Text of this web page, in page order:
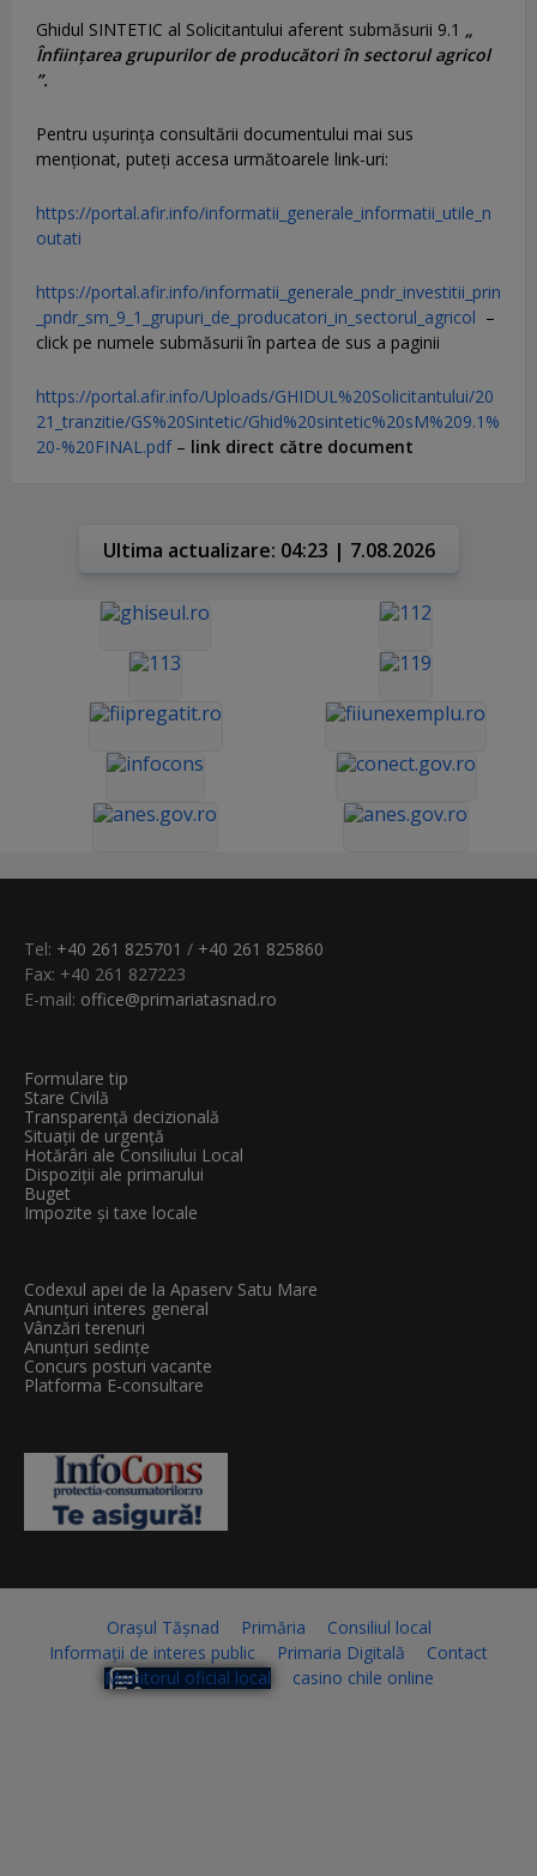
Ghidul SINTETIC al Solicitantului aferent submăsurii 9.1 „
Înființarea grupurilor de producători în sectorul agricol
”.
Pentru uşurinţa consultării documentului mai sus
menţionat, puteţi accesa următoarele link-uri:
https://portal.afir.info/informatii_generale_informatii_utile_n
outati
https://portal.afir.info/informatii_generale_pndr_investitii_prin
_pndr_sm_9_1_grupuri_de_producatori_in_sectorul_agricol –
click pe numele submăsurii în partea de sus a paginii
https://portal.afir.info/Uploads/GHIDUL%20Solicitantului/20
21_tranzitie/GS%20Sintetic/Ghid%20sintetic%20sM%209.1%
20-%20FINAL.pdf– link direct către document
Ultima actualizare: 04:23 | 7.08.2026
Tel: +40 261 825701 / +40 261 825860
Fax: +40 261 827223
E-mail: office@primariatasnad.ro
Formulare tip
Stare Civilă
Transparenţă decizională
Situații de urgență
Hotărâri ale Consiliului Local
Dispoziții ale primarului
Buget
Impozite și taxe locale
Codexul apei de la Apaserv Satu Mare
Anunțuri interes general
Vânzări terenuri
Anunțuri sedințe
Concurs posturi vacante
Platforma E-consultare
Orașul Tășnad Primăria
Consiliul local
Informații de interes public
Primaria Digitală
Contact
Monitorul oficial local
casino chile online